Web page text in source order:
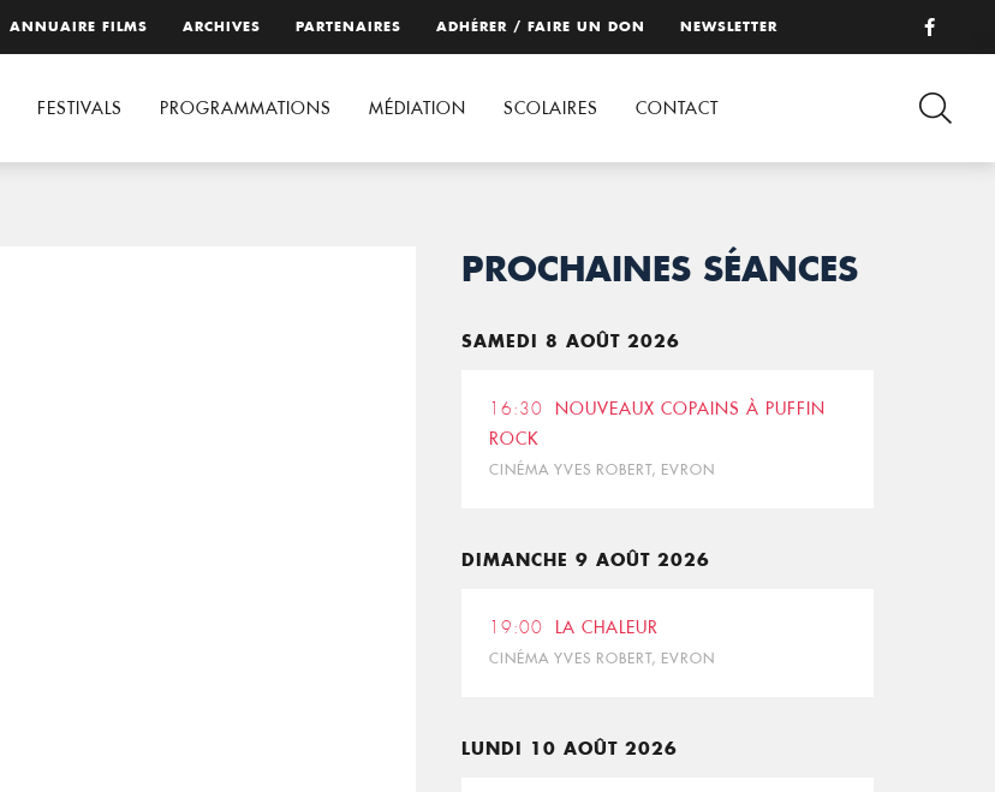
ANNUAIRE FILMS ARCHIVES PARTENAIRES ADHÉRER / FAIRE UN DON NEWSLETTER
FESTIVALS PROGRAMMATIONS MÉDIATION SCOLAIRES CONTACT
PROCHAINES SÉANCES
SAMEDI 8 AOÛT 2026
16:30
NOUVEAUX COPAINS À PUFFIN
ROCK
CINÉMA YVES ROBERT, EVRON
DIMANCHE 9 AOÛT 2026
19:00 LA CHALEUR
CINÉMA YVES ROBERT, EVRON
LUNDI 10 AOÛT 2026